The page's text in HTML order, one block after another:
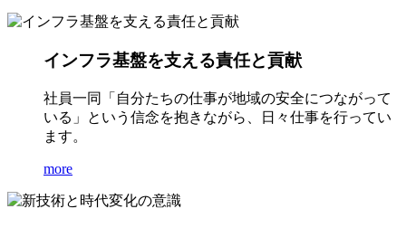
インフラ基盤を支える責任と貢献
社員一同「自分たちの仕事が地域の安全につながって
いる」という信念を抱きながら、日々仕事を行ってい
ます。
more